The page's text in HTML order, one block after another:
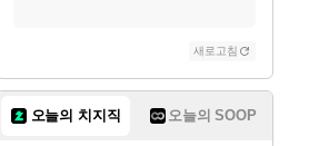
새로고침
오늘의 치지직 오늘의 SOOP